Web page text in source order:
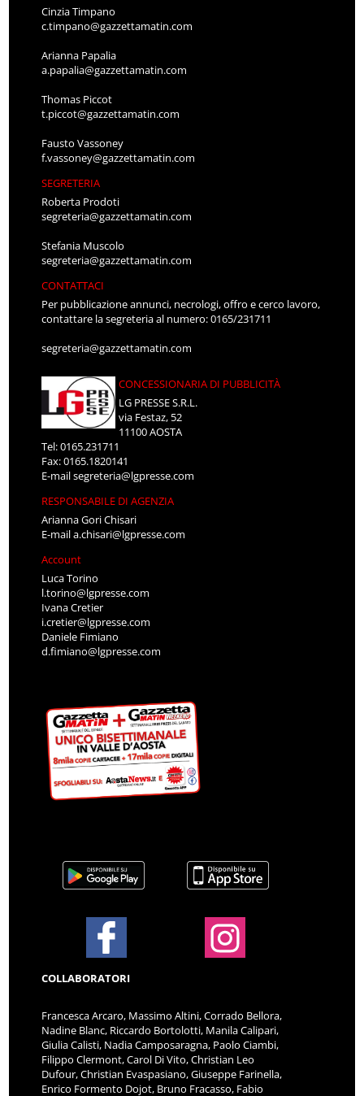
Cinzia Timpano
c.timpano@gazzettamatin.com
Arianna Papalia
a.papalia@gazzettamatin.com
Thomas Piccot
t.piccot@gazzettamatin.com
Fausto Vassoney
f.vassoney@gazzettamatin.com
SEGRETERIA
Roberta Prodoti
segreteria@gazzettamatin.com
Stefania Muscolo
segreteria@gazzettamatin.com
CONTATTACI
Per pubblicazione annunci, necrologi, offro e cerco lavoro,
contattare la segreteria al numero: 0165/231711
segreteria@gazzettamatin.com
CONCESSIONARIA DI PUBBLICITÀ
LG PRESSE S.R.L.
via Festaz, 52
11100 AOSTA
Tel: 0165.231711
Fax: 0165.1820141
E-mailsegreteria@lgpresse.com
RESPONSABILE DI AGENZIA
Arianna Gori Chisari
E-maila.chisari@lgpresse.com
Account
Luca Torino
l.torino@lgpresse.com
Ivana Cretier
i.cretier@lgpresse.com
Daniele Fimiano
d.fimiano@lgpresse.com
COLLABORATORI
Francesca Arcaro, Massimo Altini, Corrado Bellora,
Nadine Blanc, Riccardo Bortolotti, Manila Calipari,
Giulia Calisti, Nadia Camposaragna, Paolo Ciambi,
Filippo Clermont, Carol Di Vito, Christian Leo
Dufour, Christian Evaspasiano, Giuseppe Farinella,
Enrico Formento Dojot, Bruno Fracasso, Fabio